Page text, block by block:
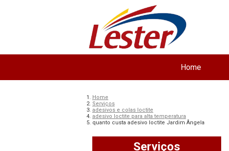
Home
Home
Serviços
adesivos e colas loctite
adesivo loctite para alta temperatura
quanto custa adesivo loctite Jardim Ângela
Serviços